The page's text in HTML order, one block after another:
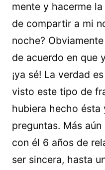
mente y hacerme
de compartir a mi
noche?
de acuerdo en que
¡ya sé! La verdad
visto este tipo de
hubiera hecho
preguntas. Más
con él 6 años de
ser sincera, hasta